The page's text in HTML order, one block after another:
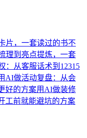
片，一套读过的书不
理到亮点提炼，一套
：从客服话术到12315
AI做活动复盘：从会
好的方案用AI做装修
工前就能避坑的方案